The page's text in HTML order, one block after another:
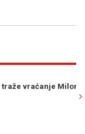
vraćanje Milorada